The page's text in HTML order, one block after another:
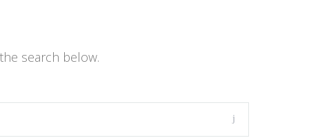
search below.